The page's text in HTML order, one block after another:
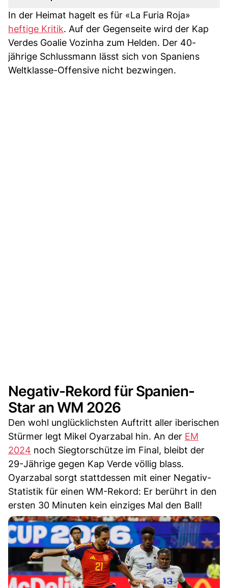
In der Heimat hagelt es für «La Furia Roja»
heftige Kritik. Auf der Gegenseite wird der Kap
Verdes Goalie Vozinha zum Helden. Der 40-
jährige Schlussmann lässt sich von Spaniens
Weltklasse-Offensive nicht bezwingen.
Negativ-Rekord für Spanien-
Star an WM 2026
Den wohl unglücklichsten Auftritt aller iberischen
Stürmer legt Mikel Oyarzabal hin. An der EM
2024 noch Siegtorschütze im Final, bleibt der
29-Jährige gegen Kap Verde völlig blass.
Oyarzabal sorgt stattdessen mit einer Negativ-
Statistik für einen WM-Rekord: Er berührt in den
ersten 30 Minuten kein einziges Mal den Ball!